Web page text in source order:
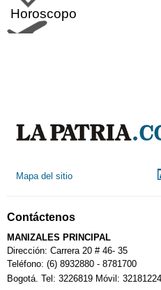
Horoscopo
Calendario Tributario
Sudoku
Mapa del sitio
Contáctenos
MANIZALES PRINCIPAL
Dirección: Carrera 20 # 46- 35
Teléfono: (6) 8932880 - 8781700
Bogotá. Tel: 3226819 Móvil: